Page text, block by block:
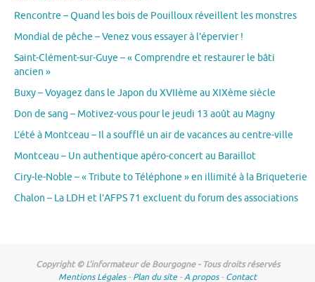
Rencontre – Quand les bois de Pouilloux réveillent les monstres
Mondial de pêche – Venez vous essayer à l’épervier !
Saint-Clément-sur-Guye – « Comprendre et restaurer le bâti
ancien »
Buxy – Voyagez dans le Japon du XVIIème au XIXème siècle
Don de sang – Motivez-vous pour le jeudi 13 août au Magny
L’été à Montceau – Il a soufflé un air de vacances au centre-ville
Montceau – Un authentique apéro-concert au Baraillot
Ciry-le-Noble – « Tribute to Téléphone » en illimité à la Briqueterie
Chalon – La LDH et l’AFPS 71 excluent du forum des associations
Copyright © L'informateur de Bourgogne - Tous droits réservés
Mentions Légales- Plan du site -A propos- Contact